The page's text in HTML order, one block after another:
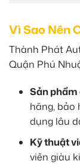
Vì Sao Nên
Thành Phát
Quận Phú
Sản phẩm
hãng, bảo
dụng lâu
Kỹ thuật
viên giàu